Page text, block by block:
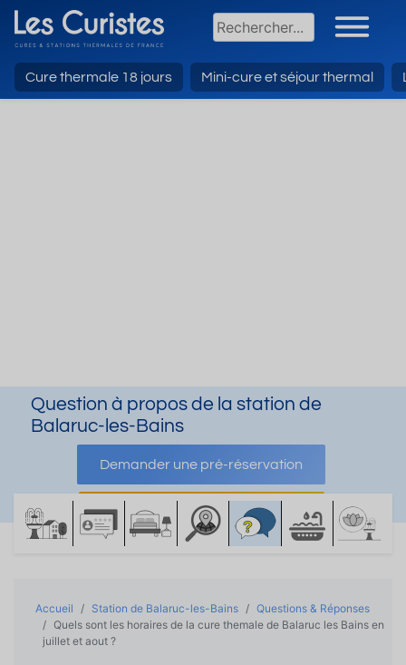
Cure thermale 18 jours Mini-cure et séjour thermal
Question à propos de la station de
Balaruc-les-Bains
Demander une pré-réservation
Demander une documentation
Accueil Station de Balaruc-les-Bains
Questions & Réponses
Quels sont les horaires de la cure themale de Balaruc les Bains en
juillet et aout ?